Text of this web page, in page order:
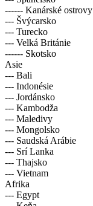
------ Kanárské ostrovy
--- Švýcarsko
--- Turecko
--- Velká Británie
------ Skotsko
Asie
--- Bali
--- Indonésie
--- Jordánsko
--- Kambodža
--- Maledivy
--- Mongolsko
--- Saudská Arábie
--- Srí Lanka
--- Thajsko
--- Vietnam
Afrika
--- Egypt